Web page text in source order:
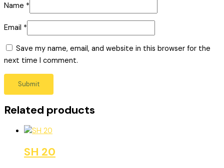
Name *
Email *
Save my name, email, and website in this browser for the
next time I comment.
Related products
SH 20